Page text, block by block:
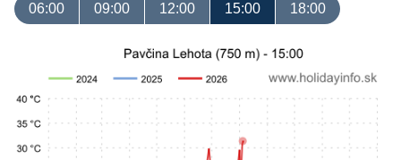
06:00 09:00 12:00 15:00 18:00